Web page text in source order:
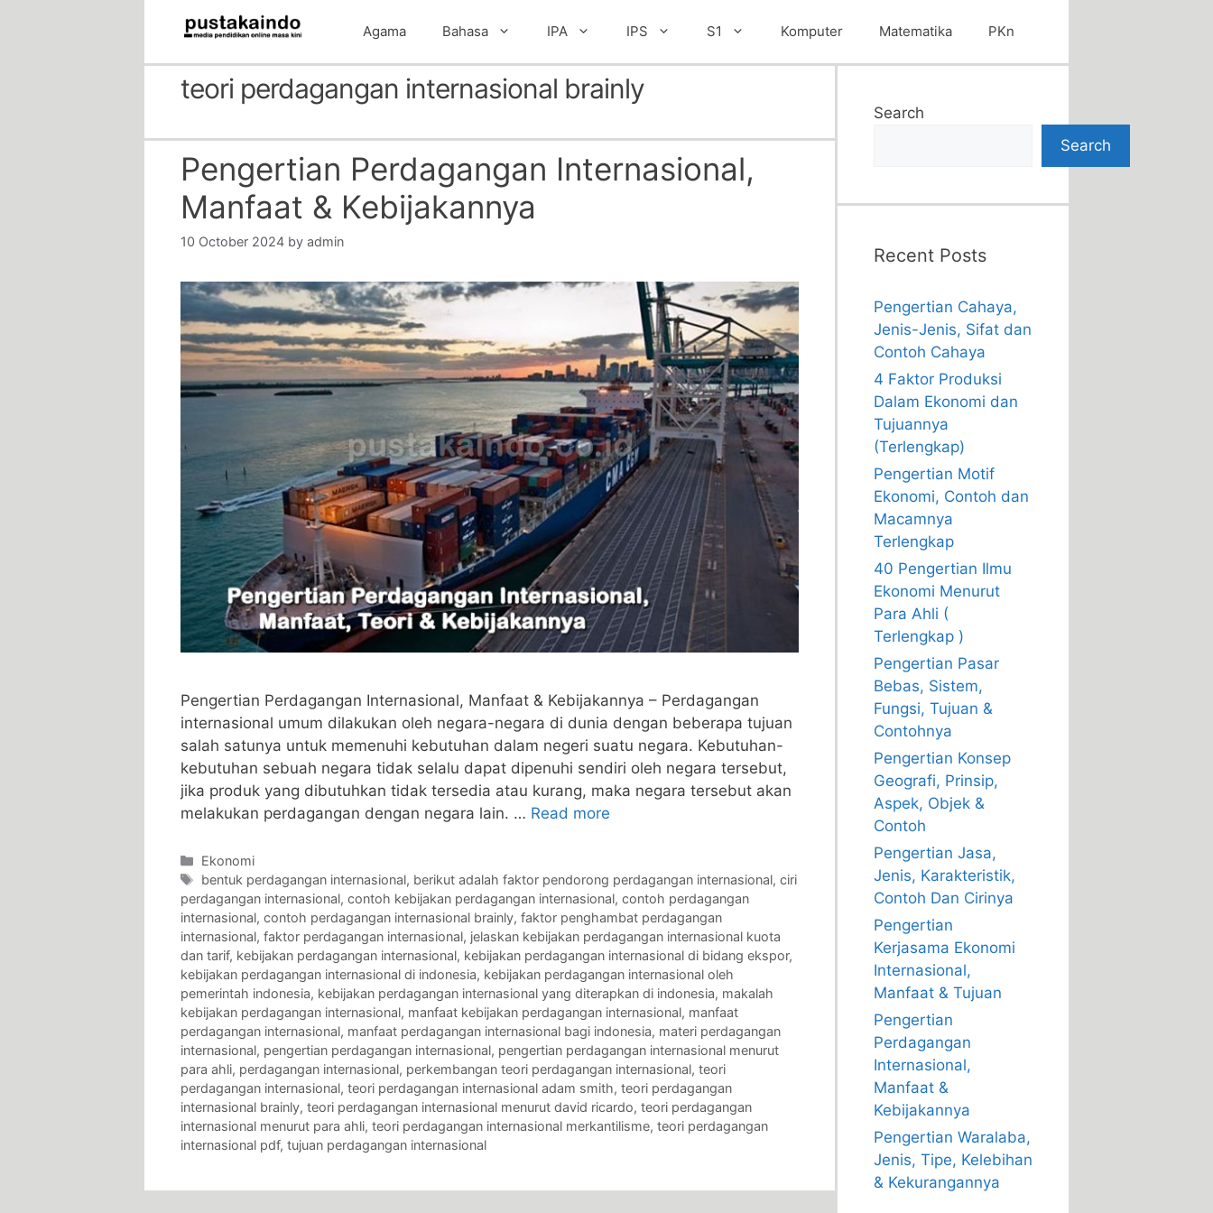
Agama Bahasa IPA IPS S1 Komputer Matematika PKn
teori perdagangan internasional brainly
Pengertian Perdagangan Internasional,
Manfaat & Kebijakannya
10 October 2024 by admin
Pengertian Perdagangan Internasional, Manfaat & Kebijakannya – Perdagangan
internasional umum dilakukan oleh negara-negara di dunia dengan beberapa tujuan
salah satunya untuk memenuhi kebutuhan dalam negeri suatu negara. Kebutuhan-
kebutuhan sebuah negara tidak selalu dapat dipenuhi sendiri oleh negara tersebut,
jika produk yang dibutuhkan tidak tersedia atau kurang, maka negara tersebut akan
melakukan perdagangan dengan negara lain. … Read more
Categories
Ekonomi
Tags
bentuk perdagangan internasional, berikut adalah faktor pendorong perdagangan internasional,ciri
perdagangan internasional, contoh kebijakan perdagangan internasional, contoh perdagangan
internasional, contoh perdagangan internasional brainly, faktor penghambat perdagangan
internasional, faktor perdagangan internasional, jelaskan kebijakan perdagangan internasional kuota
dan tarif, kebijakan perdagangan internasional, kebijakan perdagangan internasional di bidang ekspor,
kebijakan perdagangan internasional di indonesia, kebijakan perdagangan internasional oleh
pemerintah indonesia, kebijakan perdagangan internasional yang diterapkan di indonesia, makalah
kebijakan perdagangan internasional, manfaat kebijakan perdagangan internasional, manfaat
perdagangan internasional, manfaat perdagangan internasional bagi indonesia, materi perdagangan
internasional, pengertian perdagangan internasional, pengertian perdagangan internasional menurut
para ahli, perdagangan internasional, perkembangan teori perdagangan internasional, teori
perdagangan internasional, teori perdagangan internasional adam smith, teori perdagangan
internasional brainly, teori perdagangan internasional menurut david ricardo, teori perdagangan
internasional menurut para ahli, teori perdagangan internasional merkantilisme, teori perdagangan
internasional pdf, tujuan perdagangan internasional
Search
Search
Recent Posts
Pengertian Cahaya,
Jenis-Jenis, Sifat dan
Contoh Cahaya
4 Faktor Produksi
Dalam Ekonomi dan
Tujuannya
(Terlengkap)
Pengertian Motif
Ekonomi, Contoh dan
Macamnya
Terlengkap
40 Pengertian Ilmu
Ekonomi Menurut
Para Ahli (
Terlengkap )
Pengertian Pasar
Bebas, Sistem,
Fungsi, Tujuan &
Contohnya
Pengertian Konsep
Geografi, Prinsip,
Aspek, Objek &
Contoh
Pengertian Jasa,
Jenis, Karakteristik,
Contoh Dan Cirinya
Pengertian
Kerjasama Ekonomi
Internasional,
Manfaat & Tujuan
Pengertian
Perdagangan
Internasional,
Manfaat &
Kebijakannya
Pengertian Waralaba,
Jenis, Tipe, Kelebihan
& Kekurangannya